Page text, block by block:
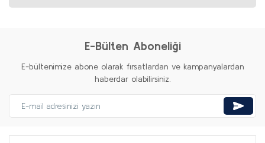
E-Bülten Aboneliği
E-bültenimize abone olarak fırsatlardan ve kampanyalardan
haberdar olabilirsiniz.